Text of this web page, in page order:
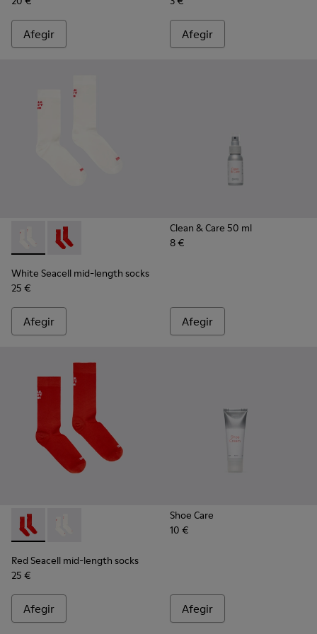
Afegir Afegir
White Seacell mid-length socks - KA00070-002 - Mitjons
White Seacell mid-length socks - KA00070-001 -
White Seacell mid-length socks
25 €
Afegir
Clean & Care 50 ml
8 €
Afegir
Red Seacell mid-length socks - KA00070-001 - Mitjons de
Red Seacell mid-length socks - KA00070-002 -
Red Seacell mid-length socks
25 €
Afegir
Shoe Care
10 €
Afegir